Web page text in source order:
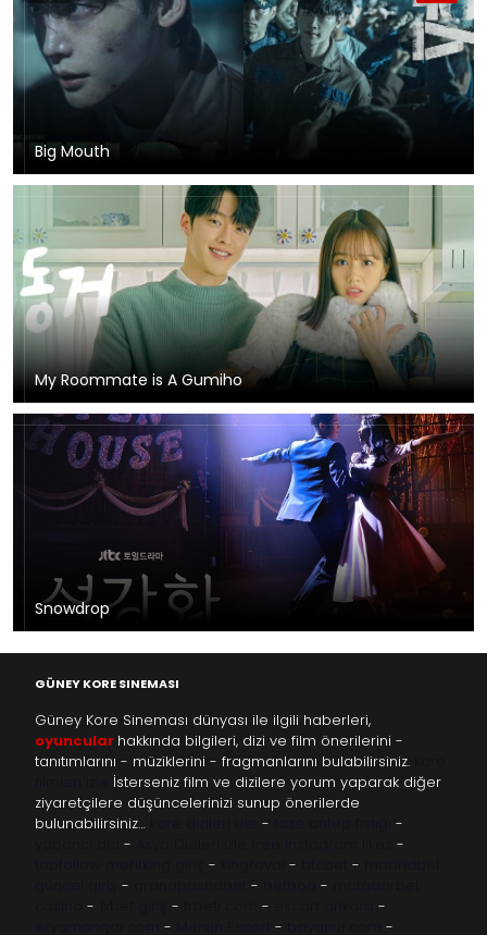
Big Mouth
My Roommate is A Gumiho
Snowdrop
GÜNEY KORE SINEMASI
Güney Kore Sineması dünyası ile ilgili haberleri,
oyuncular hakkında bilgileri, dizi ve film önerilerini -
tanıtımlarını - müziklerini - fragmanlarını bulabilirsiniz.
İsterseniz film ve dizilere yorum yaparak diğer
ziyaretçilere düşüncelerinizi sunup önerilerde
bulunabilirsiniz…
-
-
-
-
- - -
- - -
- - -
-
- - -